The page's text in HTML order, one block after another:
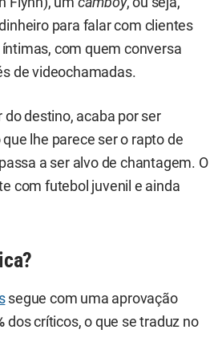
para falar com clientes
com quem conversa
de videochamadas.
do destino, acaba por ser
lhe parece ser o rapto de
a ser alvo de chantagem. O
com futebol juvenil e ainda
segue com uma aprovação
dos críticos, o que se traduz no